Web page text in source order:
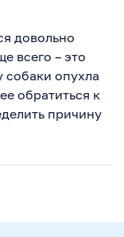
довольно
всего – это
собаки опухла
обратиться к
причину